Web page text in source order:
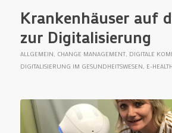
Krankenhäuser auf
zur Digitalisierung
ALLGEMEIN, CHANGE MANAGEMENT, DIGITALE
DIGITALISIERUNG IM GESUNDHEITSWESEN, E-HEALTH